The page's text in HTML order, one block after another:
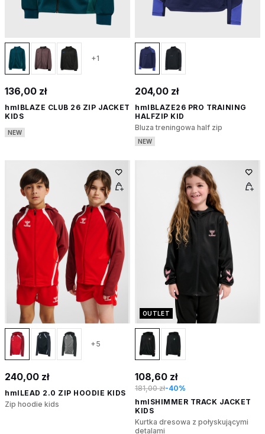
+1
136,00 zł
hmlBLAZE CLUB 26 ZIP JACKET
KIDS
NEW
204,00 zł
hmlBLAZE26 PRO TRAINING
HALFZIP KID
Bluza treningowa half zip
NEW
+5
240,00 zł
hmlLEAD 2.0 ZIP HOODIE KIDS
Zip hoodie kids
OUTLET
108,60 zł
181,00 zł-40%
hmlSHIMMER TRACK JACKET
KIDS
Kurtka dresowa z połyskującymi
detalami